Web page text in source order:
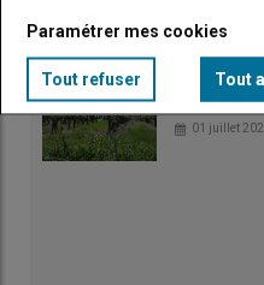
Un marché
reflète l'état
01 juillet
Paramétrer mes cookies
Tout refuser Tout